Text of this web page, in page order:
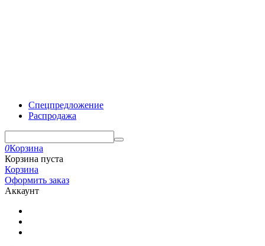
Спецпредложение
Распродажа
0Корзина
Корзина пуста
Корзина
Оформить заказ
Аккаунт